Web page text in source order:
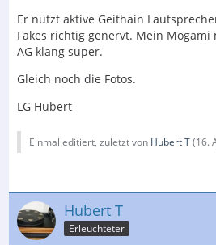
Er nutzt aktive Geithain
Fakes richtig genervt. Mein Mogami
AG klang super.
Gleich noch die Fotos.
LG Hubert
Einmal editiert, zuletzt von Hubert T(16.
Hubert T
Erleuchteter